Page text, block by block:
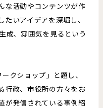
な活動やコンテンツが作
いアイデアを深堀し、
成、雰囲気を見るという
クショップ」と題し、
行政、市役所の方々をお
が発信されている事例紹